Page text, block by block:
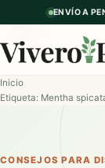
ENVÍO A
Inicio
Etiqueta: Mentha
CONSEJOS PARA